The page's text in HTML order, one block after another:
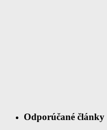
Odporúčané články